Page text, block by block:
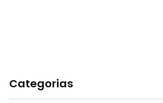
Categorias